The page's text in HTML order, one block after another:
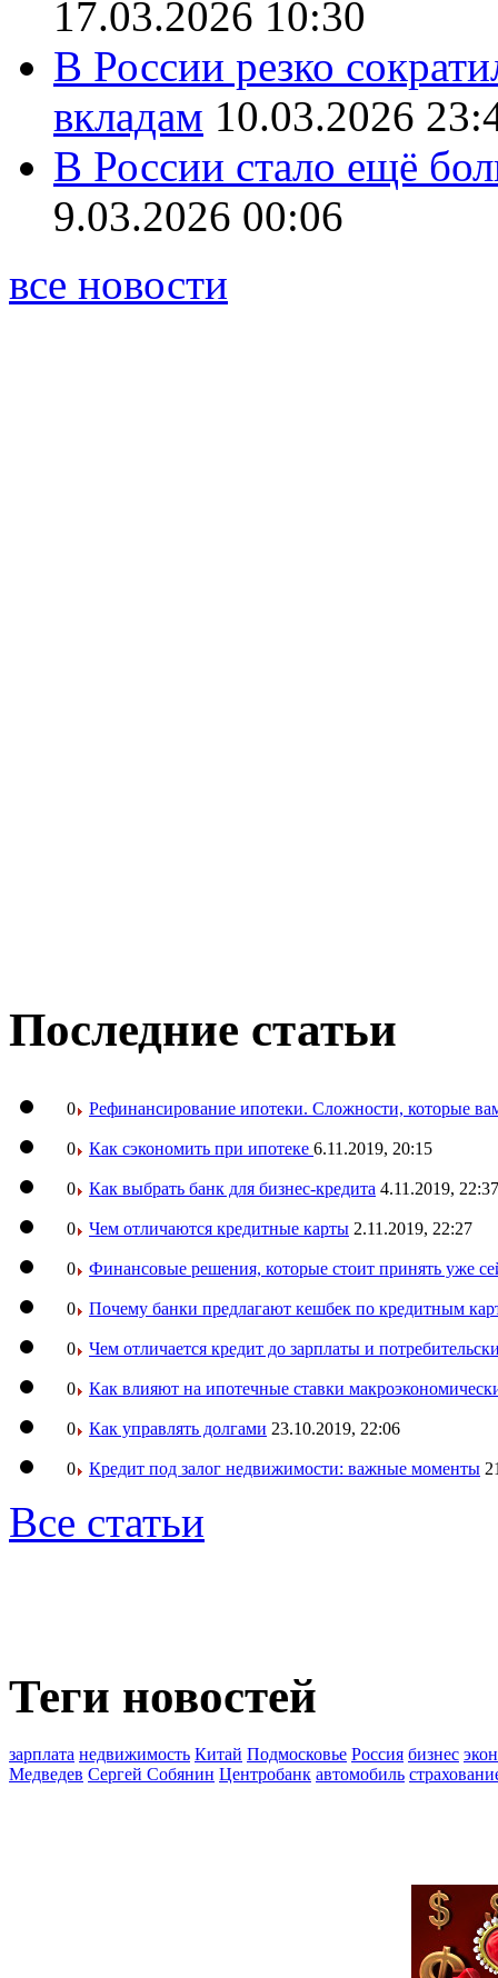
17.03.2026 10:30
В России резко
вкладам 10.03.2026
В России стало ещё
9.03.2026 00:06
все новости
Последние статьи
0 Рефинансирование ипотеки. Сложности, которые
0 Как сэкономить при ипотеке 6.11.2019, 20:15
0 Как выбрать банк для бизнес-кредита 4.11.2019, 22:37
0 Чем отличаются кредитные карты 2.11.2019, 22:27
0 Финансовые решения, которые стоит принять уже
0 Почему банки предлагают кешбек по кредитным
0 Чем отличается кредит до зарплаты и
0 Как влияют на ипотечные ставки
0 Как управлять долгами 23.10.2019, 22:06
0 Кредит под залог недвижимости: важные моменты
Все статьи
Теги новостей
зарплата недвижимость Китай Подмосковье Россия бизнес
Медведев Сергей Собянин Центробанк автомобиль